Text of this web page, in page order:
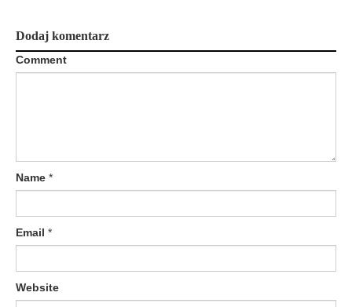
a
c
w
p
i
u
Dodaj komentarz
Comment
Name *
Email *
Website